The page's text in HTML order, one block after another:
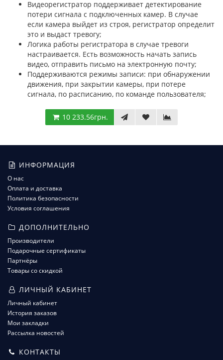
Видеорегистратор поддерживает детектирование
потери сигнала с подключенных камер. В случае
если камера выйдет из строя, регистратор определит
это и выдаст тревогу;
Логика работы регистратора в случае тревоги
настраивается. Есть возможность начать запись
видео, отправить письмо на электронную почту;
Поддерживаются режимы записи: при обнаружении
движения, при закрытии камеры, при потере
сигнала, по расписанию, по команде пользователя;
10 233.56грн.
ИНФОРМАЦИЯ
О нас
Оплата и доставка
Политика безопасности
Условия соглашения
ДОПОЛНИТЕЛЬНО
Производители
Подарочные сертификаты
Партнёры
Товары со скидкой
ЛИЧНЫЙ КАБИНЕТ
Личный кабинет
История заказов
Мои закладки
Рассылка новостей
КОНТАКТЫ